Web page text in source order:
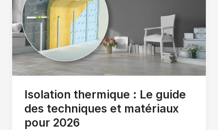
Isolation thermique : Le guide
des techniques et matériaux
pour 2026